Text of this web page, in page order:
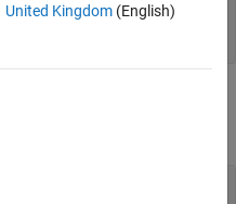
United Kingdom(English)